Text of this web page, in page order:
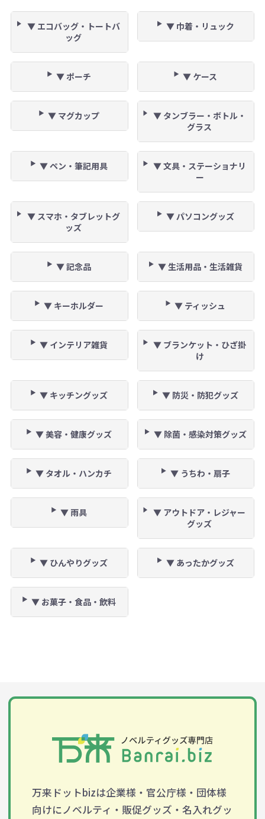
▼ エコバッグ・トートバ
ッグ
▼ 巾着・リュック
▼ ポーチ ▼ ケース
▼ マグカップ
▼ タンブラー・ボトル・
グラス
▼ ペン・筆記用具
▼ 文具・ステーショナリ
ー
▼ スマホ・タブレットグ
ッズ
▼ パソコングッズ
▼ 記念品 ▼ 生活用品・生活雑貨
▼ キーホルダー ▼ ティッシュ
▼ インテリア雑貨
▼ ブランケット・ひざ掛
け
▼ キッチングッズ ▼ 防災・防犯グッズ
▼ 美容・健康グッズ ▼ 除菌・感染対策グッズ
▼ タオル・ハンカチ ▼ うちわ・扇子
▼ 雨具
▼ アウトドア・レジャー
グッズ
▼ ひんやりグッズ ▼ あったかグッズ
▼ お菓子・食品・飲料
万来ドットbizは企業様・官公庁様・団体様
向けにノベルティ・販促グッズ・名入れグッ